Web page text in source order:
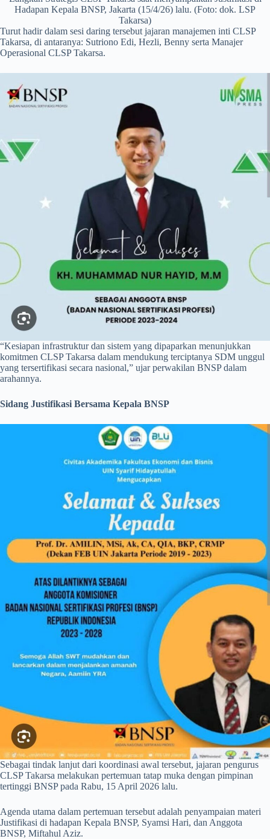
Hadapan Kepala BNSP, Jakarta (15/4/26) lalu. (Foto: dok. LSP
Takarsa)
Turut hadir dalam sesi daring tersebut jajaran manajemen inti CLSP
Takarsa, di antaranya: Sutriono Edi, Hezli, Benny serta Manajer
Operasional CLSP Takarsa.
“Kesiapan infrastruktur dan sistem yang dipaparkan menunjukkan
komitmen CLSP Takarsa dalam mendukung terciptanya SDM unggul
yang tersertifikasi secara nasional,” ujar perwakilan BNSP dalam
arahannya.
Sidang Justifikasi Bersama Kepala BNSP
Sebagai tindak lanjut dari koordinasi awal tersebut, jajaran pengurus
CLSP Takarsa melakukan pertemuan tatap muka dengan pimpinan
tertinggi BNSP pada Rabu, 15 April 2026 lalu.
Agenda utama dalam pertemuan tersebut adalah penyampaian materi
Justifikasi di hadapan Kepala BNSP, Syamsi Hari, dan Anggota
BNSP, Miftahul Aziz.